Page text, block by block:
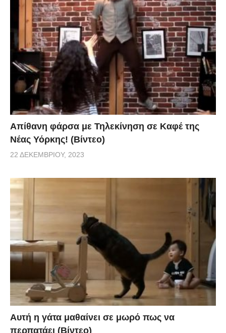
Απίθανη φάρσα με Τηλεκίνηση σε Καφέ της
Νέας Υόρκης! (Βίντεο)
22 ΔΕΚΕΜΒΡΊΟΥ, 2023
Αυτή η γάτα μαθαίνει σε μωρό πως να
περπατάει (Βίντεο)